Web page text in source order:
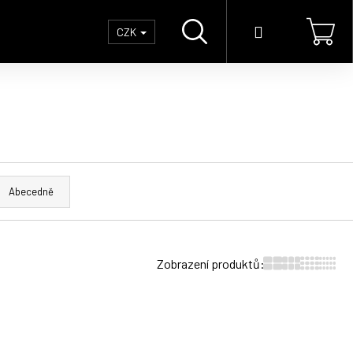
CZK Hledat Přihlášení
Abecedně
Zobrazení produktů: